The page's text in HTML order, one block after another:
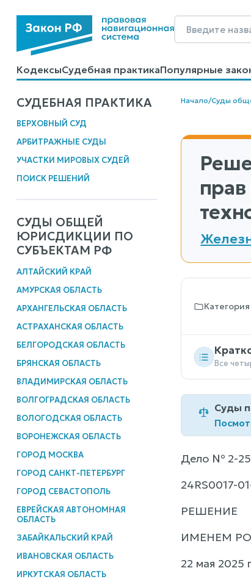
КодексыСудебная практикаПопулярные
КалькуляторыСправочные материалы
СУДЕБНАЯ ПРАКТИКА
ВЕРХОВНЫЙ СУД
АРБИТРАЖНЫЕ СУДЫ
УЧАСТКИ МИРОВЫХ СУДЕЙ
ПОИСК РЕШЕНИЙ
СУДЫ ОБЩЕЙ
ЮРИСДИКЦИИ ПО
СУБЪЕКТАМ РФ
АЛТАЙСКИЙ КРАЙ
АМУРСКАЯ ОБЛАСТЬ
АРХАНГЕЛЬСКАЯ ОБЛАСТЬ
АСТРАХАНСКАЯ ОБЛАСТЬ
БЕЛГОРОДСКАЯ ОБЛАСТЬ
БРЯНСКАЯ ОБЛАСТЬ
ВЛАДИМИРСКАЯ ОБЛАСТЬ
ВОЛГОГРАДСКАЯ ОБЛАСТЬ
ВОЛОГОДСКАЯ ОБЛАСТЬ
ВОРОНЕЖСКАЯ ОБЛАСТЬ
ГОРОД МОСКВА
ГОРОД САНКТ-ПЕТЕРБУРГ
ГОРОД СЕВАСТОПОЛЬ
ЕВРЕЙСКАЯ АВТОНОМНАЯ
ОБЛАСТЬ
ЗАБАЙКАЛЬСКИЙ КРАЙ
ИВАНОВСКАЯ ОБЛАСТЬ
ИРКУТСКАЯ ОБЛАСТЬ
Начало/Суды
Все
Суды
Дело № 2-
24RS0017-
РЕШЕНИЕ
ИМЕНЕМ
22 мая 2025